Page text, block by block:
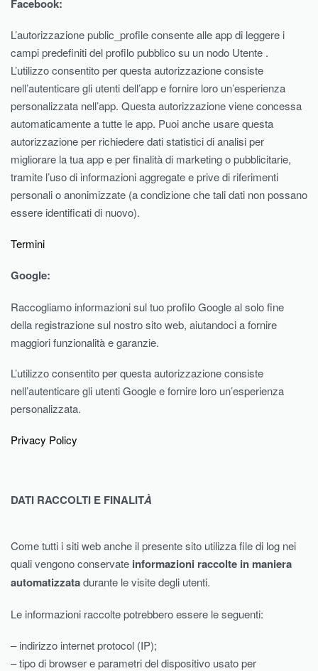
Facebook:
L’autorizzazione public_profile consente alle app di leggere i
campi predefiniti del profilo pubblico su un nodo Utente .
L’utilizzo consentito per questa autorizzazione consiste
nell’autenticare gli utenti dell’app e fornire loro un’esperienza
personalizzata nell’app. Questa autorizzazione viene concessa
automaticamente a tutte le app. Puoi anche usare questa
autorizzazione per richiedere dati statistici di analisi per
migliorare la tua app e per finalità di marketing o pubblicitarie,
tramite l’uso di informazioni aggregate e prive di riferimenti
personali o anonimizzate (a condizione che tali dati non possano
essere identificati di nuovo).
Termini
Google:
Raccogliamo informazioni sul tuo profilo Google al solo fine
della registrazione sul nostro sito web, aiutandoci a fornire
maggiori funzionalità e garanzie.
L’utilizzo consentito per questa autorizzazione consiste
nell’autenticare gli utenti Google e fornire loro un’esperienza
personalizzata.
Privacy Policy
DATI RACCOLTI E FINALITÀ
Come tutti i siti web anche il presente sito utilizza file di log nei
quali vengono conservate informazioni raccolte in maniera
automatizzatadurante le visite degli utenti.
Le informazioni raccolte potrebbero essere le seguenti:
– indirizzo internet protocol (IP);
– tipo di browser e parametri del dispositivo usato per